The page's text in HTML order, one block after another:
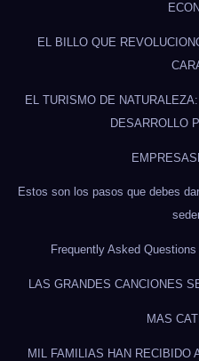
EL BILLO QUE
EL TURISMO DE
DESARROLLO
EMPRESAS
Estos son los pasos que debes
Frequently Asked Questions
LAS GRANDES CANCIONES
MAS
MIL FAMILIAS HAN RECIBIDO